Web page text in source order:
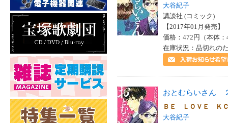
大谷紀子
講談社 (コミック)
【2017年01月発売
価格：472円（本体
在庫状況：品切れの
おとむらいさん
ＢＥ ＬＯＶＥ
大谷紀子